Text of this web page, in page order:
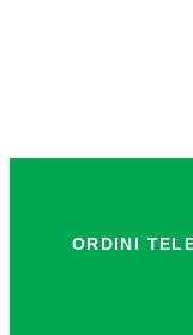
s
ORDINI